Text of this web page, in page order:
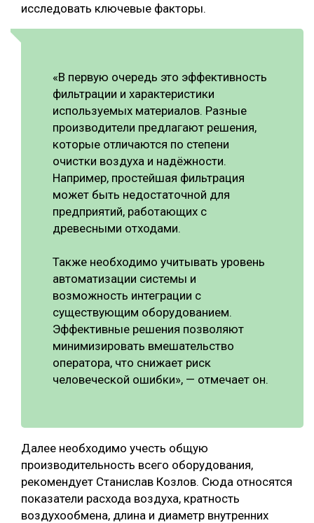
исследовать ключевые факторы.
«В первую очередь это эффективность
фильтрации и характеристики
используемых материалов. Разные
производители предлагают решения,
которые отличаются по степени
очистки воздуха и надёжности.
Например, простейшая фильтрация
может быть недостаточной для
предприятий, работающих с
древесными отходами.
Также необходимо учитывать уровень
автоматизации системы и
возможность интеграции с
существующим оборудованием.
Эффективные решения позволяют
минимизировать вмешательство
оператора, что снижает риск
человеческой ошибки», — отмечает он.
Далее необходимо учесть общую
производительность всего оборудования,
рекомендует Станислав Козлов. Сюда относятся
показатели расхода воздуха, кратность
воздухообмена, длина и диаметр внутренних